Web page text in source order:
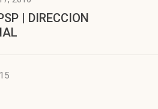
| DIRECCION